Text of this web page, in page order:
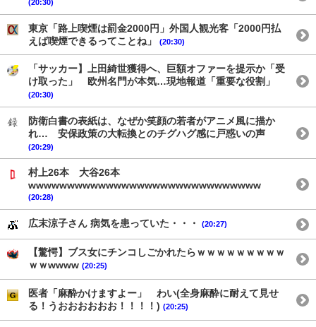
(20:30)
東京「路上喫煙は罰金2000円」外国人観光客「2000円払
えば喫煙できるってことね」
(20:30)
「サッカー】上田綺世獲得へ、巨額オファーを提示か「受
け取った」 欧州名門が本気…現地報道「重要な役割」
(20:30)
防衛白書の表紙は、なぜか笑顔の若者がアニメ風に描か
れ… 安保政策の大転換とのチグハグ感に戸惑いの声
(20:29)
村上26本 大谷26本
wwwwwwwwwwwwwwwwwwwwwwwwwwwwww
(20:28)
広末涼子さん 病気を患っていた・・・ (20:27)
【驚愕】ブス女にチンコしごかれたらｗｗｗｗｗｗｗｗｗ
ｗｗwwww (20:25)
医者「麻酔かけますよー」 わい(全身麻酔に耐えて見せ
る！うおおおおおお！！！！) (20:25)